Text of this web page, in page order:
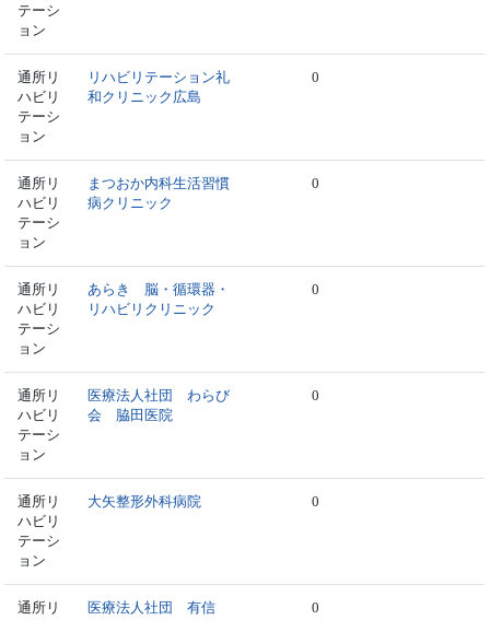
テーシ
ョン
通所リ
ハビリ
テーシ
ョン
リハビリテーション礼
和クリニック広島
0
通所リ
ハビリ
テーシ
ョン
まつおか内科生活習慣
病クリニック
0
通所リ
ハビリ
テーシ
ョン
あらき 脳・循環器・
リハビリクリニック
0
通所リ
ハビリ
テーシ
ョン
医療法人社団 わらび
会 脇田医院
0
通所リ
ハビリ
テーシ
ョン
大矢整形外科病院 0
通所リ
医療法人社団 有信
0